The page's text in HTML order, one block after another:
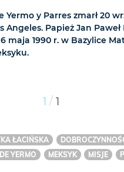
Yermo y Parres zmarł 20
Angeles. Papież Jan Paweł
maja 1990 r. w Bazylice
1 / 1
ŁACIŃSKA
YERMO
MEKSYK MISJE